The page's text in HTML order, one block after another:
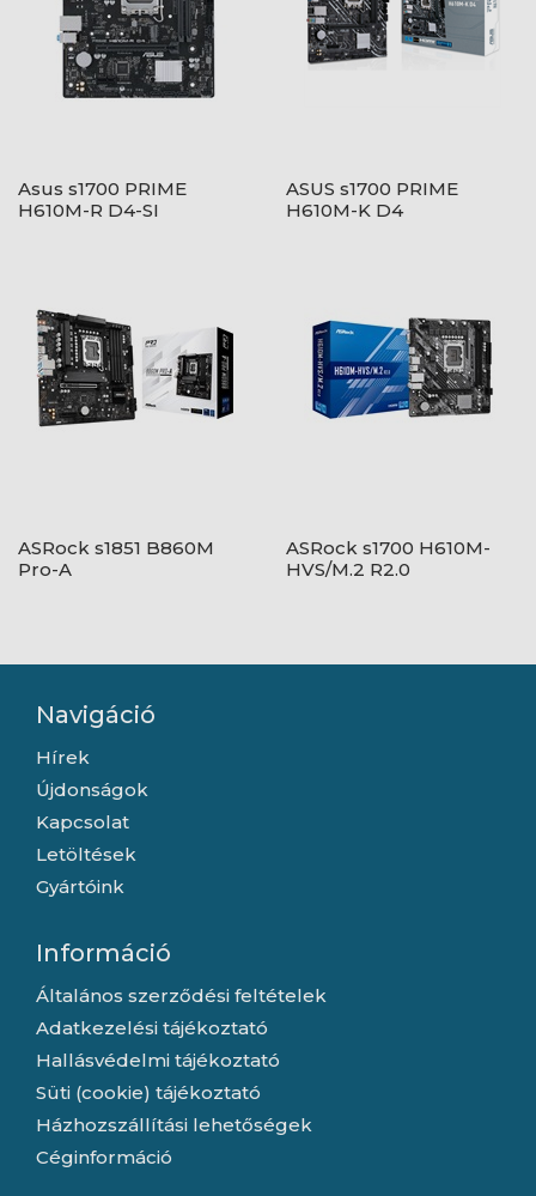
Asus s1700 PRIME
H610M-R D4-SI
ASUS s1700 PRIME
H610M-K D4
ASRock s1851 B860M
Pro-A
ASRock s1700 H610M-
HVS/M.2 R2.0
Navigáció
Hírek
Újdonságok
Kapcsolat
Letöltések
Gyártóink
Információ
Általános szerződési feltételek
Adatkezelési tájékoztató
Hallásvédelmi tájékoztató
Süti (cookie) tájékoztató
Házhozszállítási lehetőségek
Céginformáció